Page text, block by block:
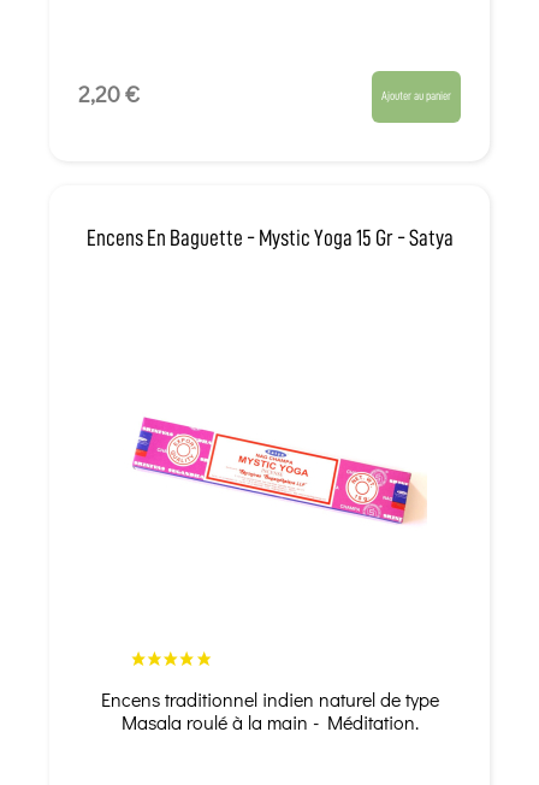
2,20 € Ajouter au panier
Encens En Baguette - Mystic Yoga 15 Gr - Satya
Encens traditionnel indien naturel de type
Masala roulé à la main - Méditation.